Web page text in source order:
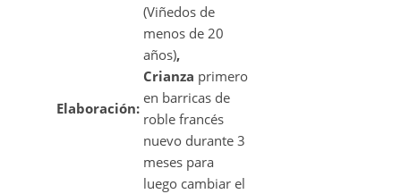
Elaboración:
(Viñedos de
menos de 20
años),
Crianza primero
en barricas de
roble francés
nuevo durante 3
meses para
luego cambiar el